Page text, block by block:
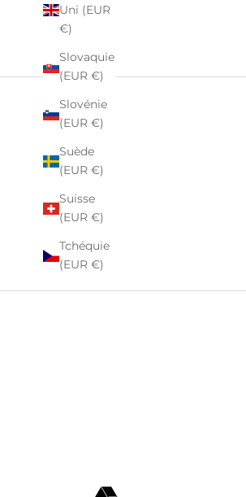
Uni (EUR
€)
Slovaquie
(EUR €)
Slovénie
(EUR €)
Suède
(EUR €)
Suisse
(EUR €)
Tchéquie
(EUR €)